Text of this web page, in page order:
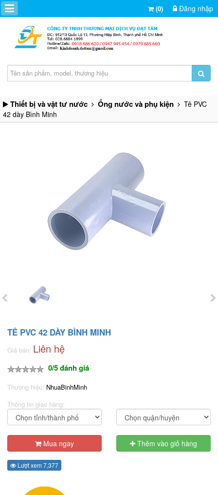
(0) Đăng nhập
Thiết bị và vật tư nước Ống nước và phụ kiện
Tê PVC
42 dày Bình Minh
TÊ PVC 42 DÀY BÌNH MINH
Giá bán: Liên hệ
0/5 đánh giá
Thương hiệu: NhuaBinhMinh
Thông tin giao hàng:
Mua ngay Thêm vào giỏ hàng
Lượt xem 7,377